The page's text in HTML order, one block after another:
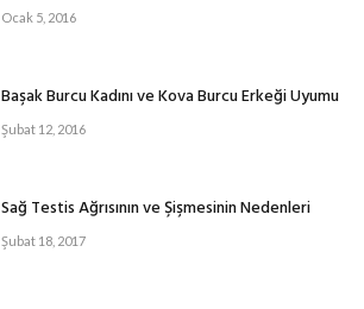
Ocak 5, 2016
Başak Burcu Kadını ve Kova Burcu Erkeği Uyumu
Şubat 12, 2016
Sağ Testis Ağrısının ve Şişmesinin Nedenleri
Şubat 18, 2017